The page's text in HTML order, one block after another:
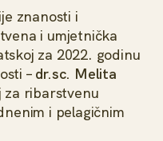
znanosti i
i umjetnička
za 2022. godinu
– dr.sc. Melita
za ribarstvenu
i pelagičnim